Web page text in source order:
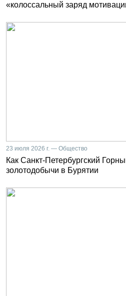
«колоссальный заряд
23 июля 2026 г. — Общество
Как Санкт-Петербургский
золотодобычи в Бурятии